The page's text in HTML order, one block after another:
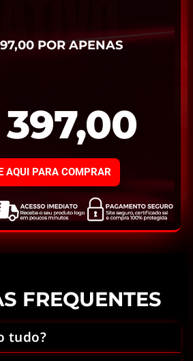
POR APENAS
AQUI PARA COMPRAR
FREQUENTES
tudo?